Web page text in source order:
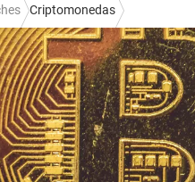
Criptomonedas